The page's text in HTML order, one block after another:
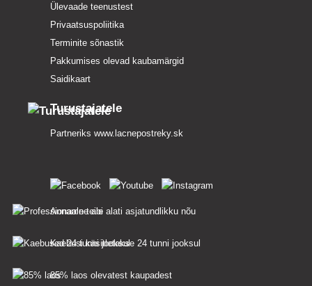
Ülevaade teenustest
Privaatsuspoliitika
Terminite sõnastik
Pakkumises olevad kaubamärgid
Saidikaart
Turustajatele
Partneriks www.lacnepostreky.sk
Anname teile alati asjatundlikku nõu
Kaebusi käsitletakse 24 tunni jooksul
85% laos olevatest kaupadest